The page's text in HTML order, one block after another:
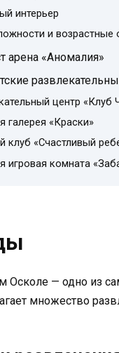
интерьер
и возрастные
арена «Аномалия»
центр «Клуб
галерея «Краски»
клуб «Счастливый
игровая комната
Осколе — одно из
множество